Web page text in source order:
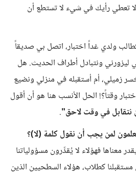
لا تعطي رأيك في شيء لا تستطع أن
ولدي غداً اختبار، اتصل بي صديقاً
ليزورني ونتبادل أطراف الحديث. هل
زميلي، أم أستقبله في منزلي ونضيع
وقتاً؟! الحل الأنسب هنا هو أن أقول
نتقابل في وقت لاحق".
لمن يجب أن نقول كلمة (لا)؟
معناها فهؤلاء لا يُقدِّرون مسؤولياتنا
كطلاب، هؤلاء السطحيين الذين